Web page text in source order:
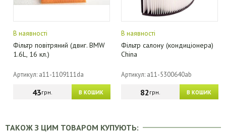
В наявності
Фільтр повітряний (двиг. BMW
1.6L, 16 кл.)
Артикул: a11-1109111da
В КОШИК
43грн.
В наявності
Фільтр салону (кондиціонера)
China
Артикул: a11-5300640ab
В КОШИК
82грн.
ТАКОЖ З ЦИМ ТОВАРОМ КУПУЮТЬ: